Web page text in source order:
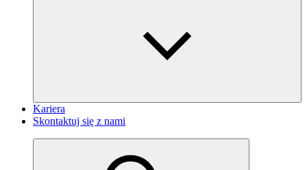
Kariera
Skontaktuj się z nami